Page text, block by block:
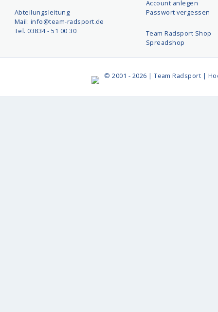
Abteilungsleitung
Mail: info@team-radsport.de
Tel. 03834 - 51 00 30
Account anlegen
Passwort vergessen
Team Radsport Shop
Spreadshop
© 2001 - 2026 | Team Radsport |